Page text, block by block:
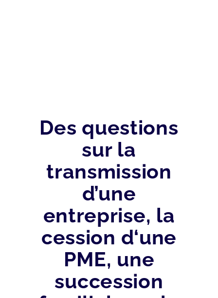
Des questions
sur la
transmission
d’une
entreprise, la
cession d‘une
PME, une
succession